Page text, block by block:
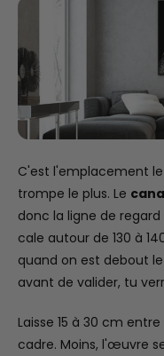
C'est l'emplacement
trompe le plus. Le
donc la ligne de
cale autour de 130 à
quand on est debout
avant de valider, tu
Laisse 15 à 30 cm
cadre. Moins, l'œuvre